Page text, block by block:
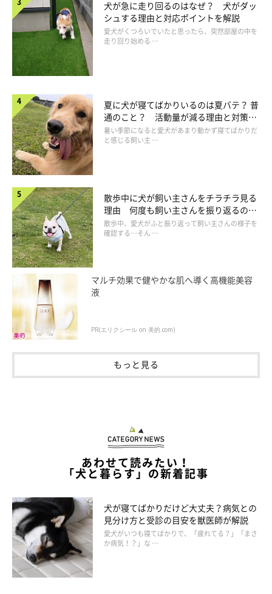
まいにちのいぬ・ねこのきもちアプリ
愛犬にかわいいお洋服を着せてあげたいけど、犬用のお洋服は高
っしゃるでしょう。トイ・プードルのチャロくんは、100円ショ
ップの毛糸のアームウォーマーをアレンジしたお洋服を着ていま
す。ふわふわの素材と、カラフルな色合いがかわいい♪
人用のアームウォーマーやレッグウォーマーに足を通す穴を開
け、ほつれてしまわないように処理をするだけで、このようなお
洋服にリメイクすることができるそうです。お手持ちのアイテム
や100円ショップの商品で簡単に作れるので、手軽にチャレンジ
できそうですね。
犬が急に走り回るのはなぜ？ 犬がダッ
シュする理由と対応ポイントを解説
愛犬がくつろいでいたと思ったら、突然部屋の中を
走り回り始める …
夏に犬が寝てばかりいるのは夏バテ？ 普
通のこと？ 活動量が減る理由と対策と
は
暑い季節になると愛犬があまり動かず寝てばかりだ
と感じる飼い主 …
散歩中に犬が飼い主さんをチラチラ見る
理由 何度も飼い主さんを振り返るのは
なぜ？
散歩中、愛犬がふと振り返って飼い主さんの様子を
確認する…そん …
マルチ効果で健やかな肌へ導く高機能美容
液
PR(エリクシール on 美的.com)
もっと見る
あわせて読みたい！
「犬と暮らす」の新着記事
犬が寝てばかりだけど大丈夫？病気との
見分け方と受診の目安を獣医師が解説
愛犬がいつも寝てばかりで、「疲れてる？」「まさ
か病気！？」な …